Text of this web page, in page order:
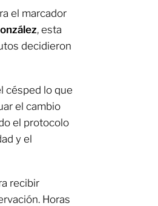
el marcador
, esta
decidieron
césped lo que
el cambio
el protocolo
y el
recibir
Horas